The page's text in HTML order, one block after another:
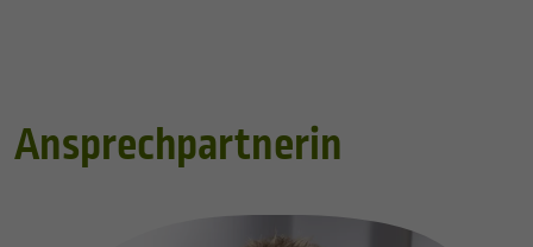
Ansprechpartnerin